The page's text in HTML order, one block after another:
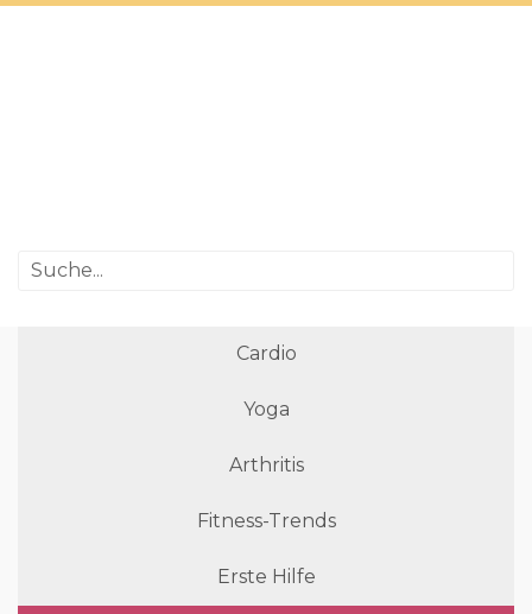
Cardio
Yoga
Arthritis
Fitness-Trends
Erste Hilfe